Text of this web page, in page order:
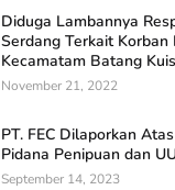
Diduga Lambannya
Serdang Terkait Korban
Kecamatam Batang Kuis
November 21, 2022
PT. FEC Dilaporkan
Pidana Penipuan dan
September 14, 2023